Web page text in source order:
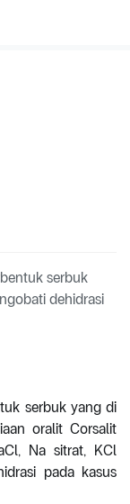
serbuk
dehidrasi
serbuk yang di
oralit Corsalit
Na sitrat, KCl
pada kasus